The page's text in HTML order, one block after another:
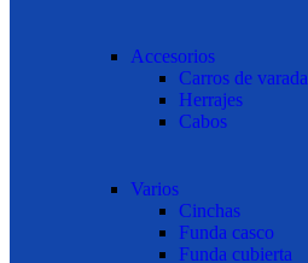
Accesorios
Carros de varada
Herrajes
Cabos
Varios
Cinchas
Funda casco
Funda cubierta